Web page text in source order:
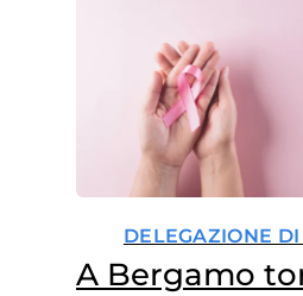
DELEGAZIONE
A Bergamo